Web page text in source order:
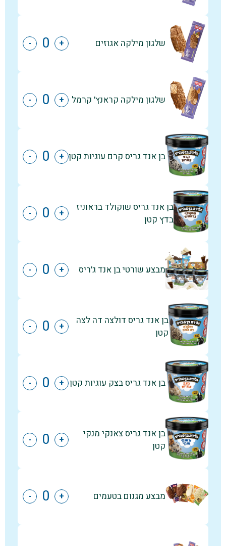
שלגון מילקה אגוזים +
-
שלגון מילקה קראנץ' קרמל +
-
בן אנד גריס קרם עוגיות קטן +
-
בן אנד גריס שוקולד בראוניז
בדץ קטן
+
-
מבצע שורטי בן אנד ג'ריס +
-
בן אנד גריס דולצה דה לצה
קטן
+
-
בן אנד גריס בצק עוגיות קטן +
-
בן אנד גריס צאנקי מנקי
קטן
+
-
מבצע מגנום בטעמים +
-